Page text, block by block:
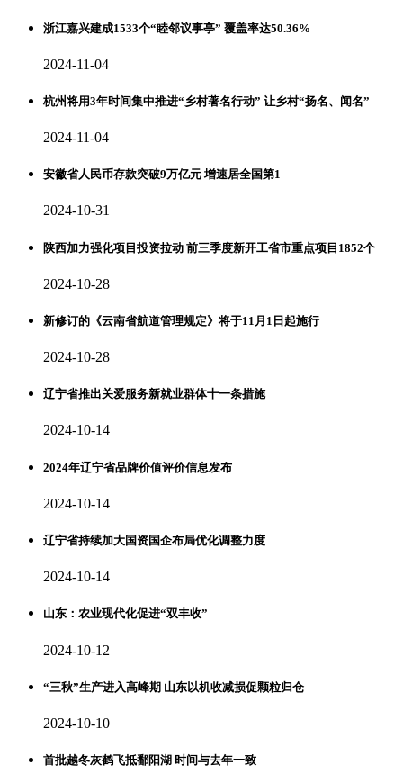
浙江嘉兴建成1533个“睦邻议事亭” 覆盖率达50.36%
2024-11-04
杭州将用3年时间集中推进“乡村著名行动” 让乡村“扬名、闻名”
2024-11-04
安徽省人民币存款突破9万亿元 增速居全国第1
2024-10-31
陕西加力强化项目投资拉动 前三季度新开工省市重点项目1852个
2024-10-28
新修订的《云南省航道管理规定》将于11月1日起施行
2024-10-28
辽宁省推出关爱服务新就业群体十一条措施
2024-10-14
2024年辽宁省品牌价值评价信息发布
2024-10-14
辽宁省持续加大国资国企布局优化调整力度
2024-10-14
山东：农业现代化促进“双丰收”
2024-10-12
“三秋”生产进入高峰期 山东以机收减损促颗粒归仓
2024-10-10
首批越冬灰鹤飞抵鄱阳湖 时间与去年一致